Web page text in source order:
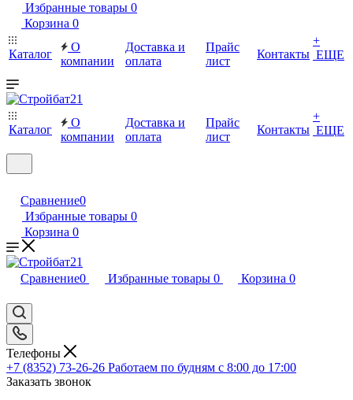
Избранные товары 0
Корзина 0
Каталог
О
компании
Доставка и
оплата
Прайс
лист
Контакты
+
ЕЩЕ
Каталог
О
компании
Доставка и
оплата
Прайс
лист
Контакты
+
ЕЩЕ
Сравнение0
Избранные товары 0
Корзина 0
Сравнение0 Избранные товары 0 Корзина 0
Телефоны
+7 (8352) 73-26-26 Работаем по будням с 8:00 до 17:00
Заказать звонок